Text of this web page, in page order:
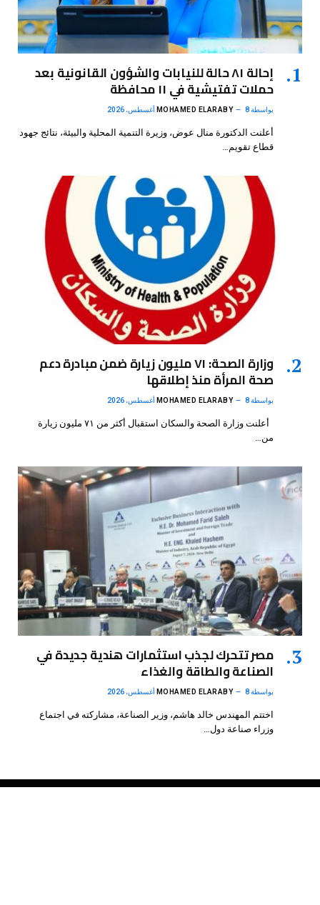
إحالة ٨١ حالة للنيابات والشؤون القانونية بعد
حملات تفتيشية في ١١ محافظة
بواسطة MOHAMED ELARABY 8 أغسطس، 2026
أعلنت الدكتورة منال عوض، وزيرة التنمية المحلية والبيئة، نتائج جهود
قطاع تقويم…
وزارة الصحة: ٧١ مليون زيارة ضمن مبادرة دعم
صحة المرأة منذ إطلاقها
بواسطة MOHAMED ELARABY 8 أغسطس، 2026
أعلنت وزارة الصحة والسكان استقبال أكثر من ٧١ مليون زيارة
من…
مصر تتحرك لجذب استثمارات هندية جديدة في
الصناعة والطاقة والغذاء
بواسطة MOHAMED ELARABY 8 أغسطس، 2026
اختتم المهندس خالد هاشم، وزير الصناعة، مشاركته في اجتماع
وزراء صناعة دول…